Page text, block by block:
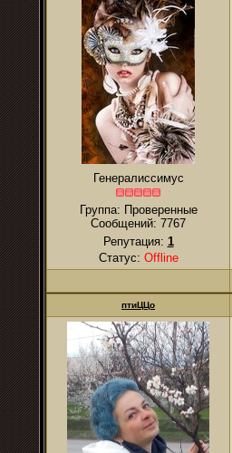
Генералиссимус
Группа: Проверенные
Сообщений: 7767
Репутация: 1
Статус: Offline
птиЦЦо